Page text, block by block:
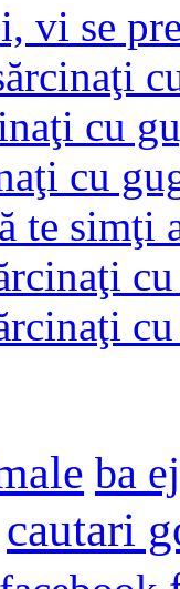
vi se
cu
cu
te simţi
ba
cautari